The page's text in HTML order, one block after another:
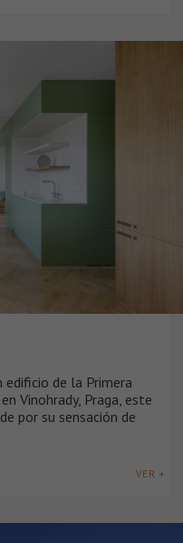
de la Primera
Vinohrady, Praga, este
por su sensación de
VER +